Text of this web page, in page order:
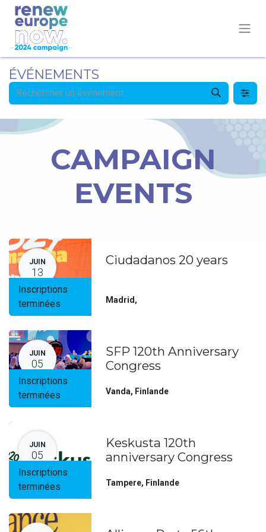
ÉVÉNEMENTS
CAMPAIGN
EVENTS
JUIN
13
Inscriptions
terminées
Ciudadanos 20 years
Madrid ,
JUIN
05
Inscriptions
terminées
SFP 120th Anniversary
Congress
Vanda, Finlande
JUIN
05
Inscriptions
terminées
Keskusta 120th
anniversary Congress
Tampere, Finlande